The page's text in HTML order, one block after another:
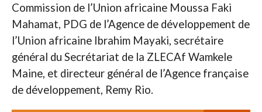
Commission de l’Union africaine Moussa Faki
Mahamat, PDG de l’Agence de développement de
l’Union africaine Ibrahim Mayaki, secrétaire
général du Secrétariat de la ZLECAf Wamkele
Maine, et directeur général de l’Agence française
de développement, Remy Rio.